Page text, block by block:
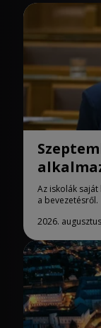
iskolák
Az iskolák
a bevezetésről.
2026.